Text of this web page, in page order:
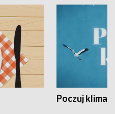
Poczuj klimat